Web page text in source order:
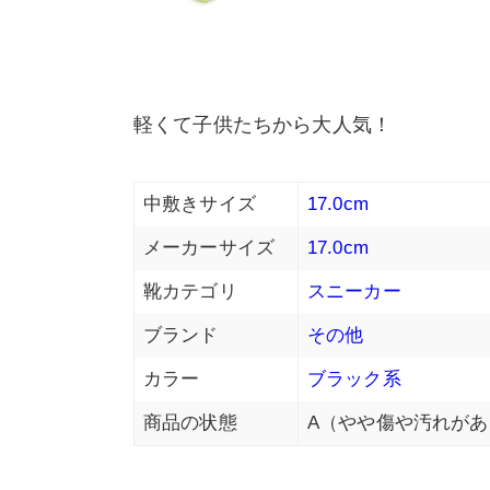
軽くて子供たちから大人気！
中敷きサイズ 17.0cm
メーカーサイズ 17.0cm
靴カテゴリ スニーカー
ブランド その他
カラー ブラック系
商品の状態 A（やや傷や汚れが